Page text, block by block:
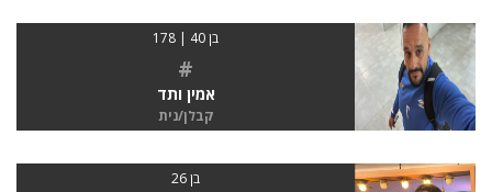
בן 40 | 178
#
אמין ותד
קבלן/נית
בן 26